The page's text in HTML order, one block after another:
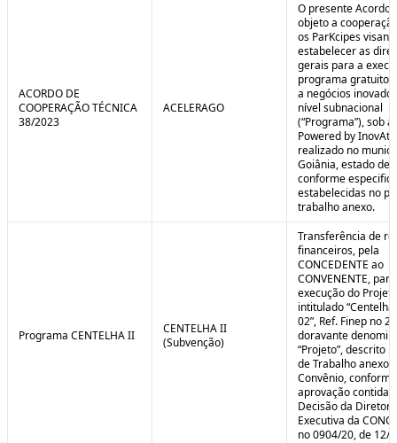
ACORDO DE
COOPERAÇÃO TÉCNICA
38/2023
ACELERAGO
O presente Acordo
objeto a
os ParKcipes
estabelecer as
gerais para a
programa gratuito
a negócios
nível subnacional
(“Programa”), sob
Powered by
realizado no
Goiânia, estado de
conforme
estabelecidas no
trabalho anexo.
Programa CENTELHA II
CENTELHA II
(Subvenção)
Transferência de
financeiros, pela
CONCEDENTE ao
CONVENENTE,
execução do Projeto
intitulado
02”, Ref. Finep no
doravante
“Projeto”, descrito
de Trabalho anexo
Convênio, conforme
aprovação contida
Decisão da
Executiva da
no 0904/20, de 12/